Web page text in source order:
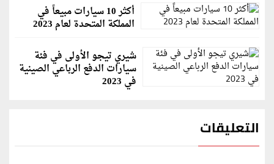
أكثر 10 سيارات مبيعاً في
المملكة المتحدة لعام 2023
شيري تيجو الأولى في فئة
سيارات الدفع الرباعي الصينية
في 2023
التعليقات